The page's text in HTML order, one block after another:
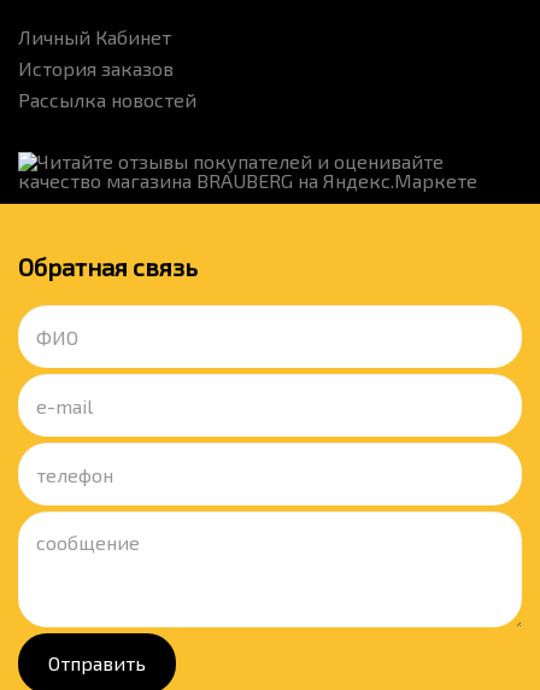
Личный Кабинет
История заказов
Рассылка новостей
Обратная связь
Отправить